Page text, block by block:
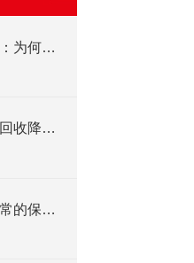
铝屑压块机生产厂家排名：为何恩派特成为行业的“优选品牌”？
冲压废料压块机，为废料回收降本增效
屑饼机顺利生产离不开日常的保养工作